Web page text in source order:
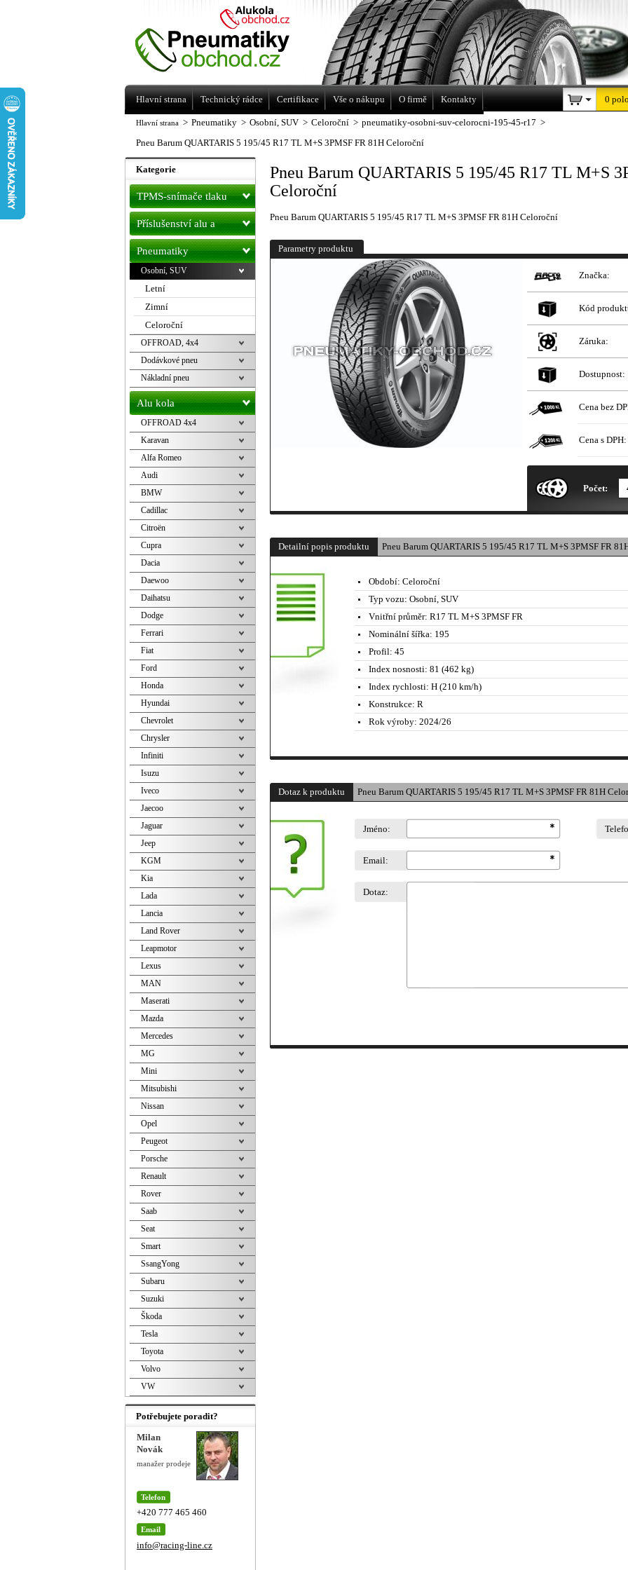
Hlavní strana > Pneumatiky > Osobní, SUV > Celoroční > pneumatiky-osobni-suv-celorocni-195-45-r17 >
Pneu Barum QUARTARIS 5 195/45 R17 TL M+S 3PMSF FR 81H Celoroční
Pneu Barum QUARTARIS 5 195/45 R17 TL M+S
Celoroční
Pneu Barum QUARTARIS 5 195/45 R17 TL M+S 3PMSF FR 81H Celoroční
Parametry produktu
Značka:
Kód
Záruka:
Dostupnost:
Cena bez
Cena s DPH:
Počet:
Detailní popis produktu Pneu Barum QUARTARIS 5 195/45 R17 TL M+S 3PMSF FR
Období: Celoroční
Typ vozu: Osobní, SUV
Vnitřní průměr: R17 TL M+S 3PMSF FR
Nominální šířka: 195
Profil: 45
Index nosnosti: 81 (462 kg)
Index rychlosti: H (210 km/h)
Konstrukce: R
Rok výroby: 2024/26
Dotaz k produktu Pneu Barum QUARTARIS 5 195/45 R17 TL M+S 3PMSF FR 81H
Jméno:
Email:
Dotaz:
Kategorie
TPMS-snímače tlaku
Příslušenství alu a
pneu
Pneumatiky
Osobní, SUV
Letní
Zimní
Celoroční
OFFROAD, 4x4
Dodávkové pneu
Nákladní pneu
Alu kola
OFFROAD 4x4
Karavan
Alfa Romeo
Audi
BMW
Cadillac
Citroën
Cupra
Dacia
Daewoo
Daihatsu
Dodge
Ferrari
Fiat
Ford
Honda
Hyundai
Chevrolet
Chrysler
Infiniti
Isuzu
Iveco
Jaecoo
Jaguar
Jeep
KGM
Kia
Lada
Lancia
Land Rover
Leapmotor
Lexus
MAN
Maserati
Mazda
Mercedes
MG
Mini
Mitsubishi
Nissan
Opel
Peugeot
Porsche
Renault
Rover
Saab
Seat
Smart
SsangYong
Subaru
Suzuki
Škoda
Tesla
Toyota
Volvo
VW
Potřebujete poradit?
Milan
Novák
manažer prodeje
Telefon
+420 777 465 460
Email
info@racing-line.cz
Levné pneumatiky letní, zimní, Alu kola
a litá kola Racing Line
Hlavní strana Technický rádce Certifikace Vše o nákupu O firmě Kontakty 0